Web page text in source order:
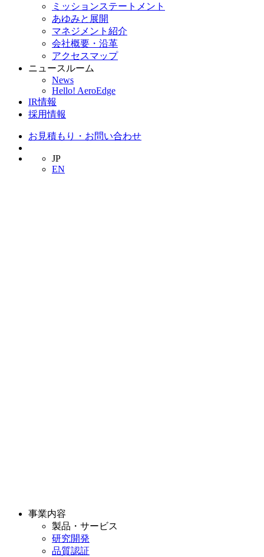
ミッションステートメント
あゆみと展開
マネジメント紹介
会社概要・沿革
アクセスマップ
ニュースルーム
News
Hello! AeroEdge
IR情報
採用情報
お見積もり・お問い合わせ
JP
EN
事業内容
製品・サービス
研究開発
品質認証